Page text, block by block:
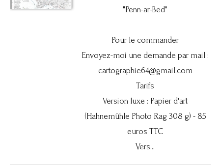
"Penn-ar-Bed"
Pour le commander
Envoyez-moi une demande par mail :
cartographie64@gmail.com
Tarifs
Version luxe : Papier d'art
(Hahnemühle Photo Rag 308 g) - 85
euros TTC
Vers...